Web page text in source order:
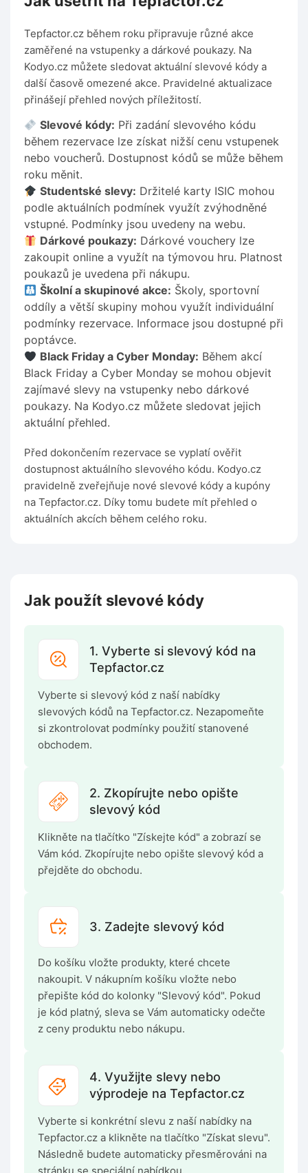
Tepfactor.cz během roku připravuje různé akce
zaměřené na vstupenky a dárkové poukazy. Na
Kodyo.cz můžete sledovat aktuální slevové kódy a
další časově omezené akce. Pravidelné aktualizace
přinášejí přehled nových příležitostí.
Slevové kódy: Při zadání slevového kódu
během rezervace lze získat nižší cenu vstupenek
nebo voucherů. Dostupnost kódů se může během
roku měnit.
Studentské slevy: Držitelé karty ISIC mohou
podle aktuálních podmínek využít zvýhodněné
vstupné. Podmínky jsou uvedeny na webu.
Dárkové poukazy: Dárkové vouchery lze
zakoupit online a využít na týmovou hru. Platnost
poukazů je uvedena při nákupu.
Školní a skupinové akce: Školy, sportovní
oddíly a větší skupiny mohou využít individuální
podmínky rezervace. Informace jsou dostupné při
poptávce.
Black Friday a Cyber Monday: Během akcí
Black Friday a Cyber Monday se mohou objevit
zajímavé slevy na vstupenky nebo dárkové
poukazy. Na Kodyo.cz můžete sledovat jejich
aktuální přehled.
Před dokončením rezervace se vyplatí ověřit
dostupnost aktuálního slevového kódu. Kodyo.cz
pravidelně zveřejňuje nové slevové kódy a kupóny
na Tepfactor.cz. Díky tomu budete mít přehled o
aktuálních akcích během celého roku.
Jak použít slevové kódy
1. Vyberte si slevový kód na
Tepfactor.cz
Vyberte si slevový kód z naší nabídky
slevových kódů na Tepfactor.cz. Nezapomeňte
si zkontrolovat podmínky použití stanovené
obchodem.
2. Zkopírujte nebo opište
slevový kód
Klikněte na tlačítko "Získejte kód" a zobrazí se
Vám kód. Zkopírujte nebo opište slevový kód a
přejděte do obchodu.
3. Zadejte slevový kód
Do košíku vložte produkty, které chcete
nakoupit. V nákupním košíku vložte nebo
přepište kód do kolonky "Slevový kód". Pokud
je kód platný, sleva se Vám automaticky odečte
z ceny produktu nebo nákupu.
4. Využijte slevy nebo
výprodeje na Tepfactor.cz
Vyberte si konkrétní slevu z naší nabídky na
Tepfactor.cz a klikněte na tlačítko "Získat slevu".
Následně budete automaticky přesměrováni na